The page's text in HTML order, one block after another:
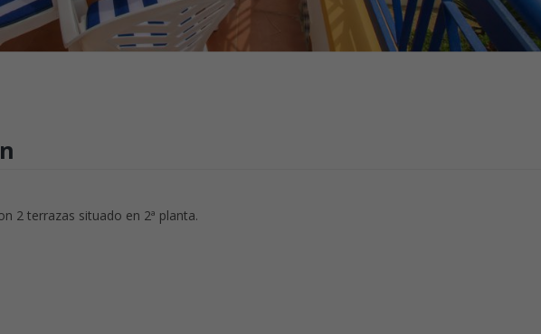
2 terrazas situado en 2ª planta.